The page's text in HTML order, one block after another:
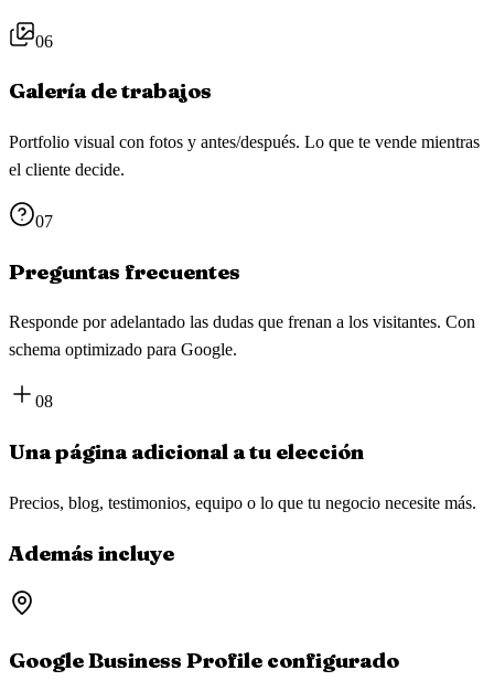
06
Galería de trabajos
Portfolio visual con fotos y antes/después. Lo que te vende mientras
el cliente decide.
07
Preguntas frecuentes
Responde por adelantado las dudas que frenan a los visitantes. Con
schema optimizado para Google.
08
Una página adicional a tu elección
Precios, blog, testimonios, equipo o lo que tu negocio necesite más.
Además incluye
Google Business Profile configurado